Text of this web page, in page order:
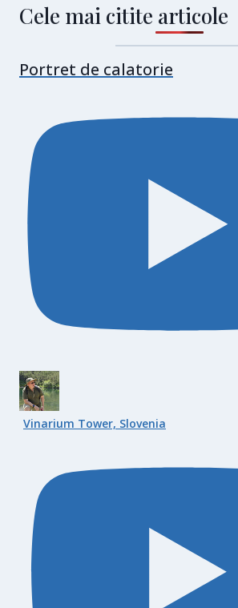
Cele mai citite articole
Portret de calatorie
Vinarium Tower, Slovenia